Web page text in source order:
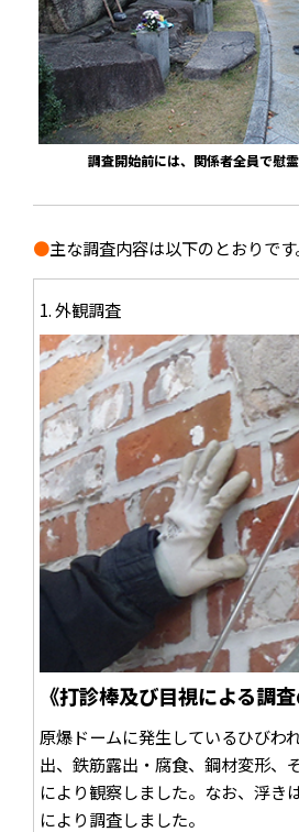
調査開始前には、関係者全員で慰霊
●主な調査内容は以下のとおりです
1. 外観調査
《打診棒及び目視による調査
原爆ドームに発生しているひびわ
出、鉄筋露出・腐食、鋼材変形、
により観察しました。なお、浮き
により調査しました。